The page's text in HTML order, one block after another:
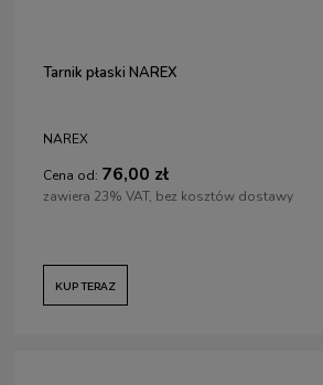
Tarnik płaski NAREX
NAREX
Cena od: 76,00 zł
zawiera 23% VAT, bez kosztów dostawy
KUP TERAZ